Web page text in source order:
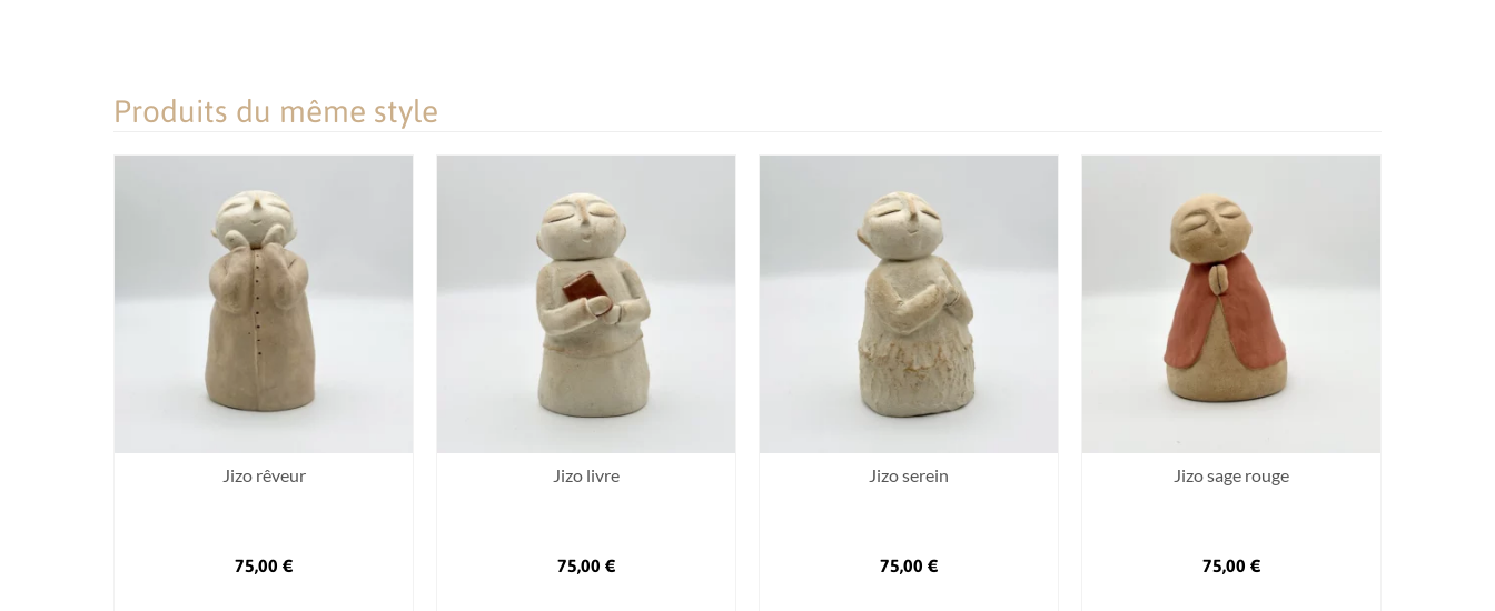
Produits du même style
Jizo rêveur
75,00 €
Jizo livre
75,00 €
Jizo serein
75,00 €
Jizo sage rouge
75,00 €